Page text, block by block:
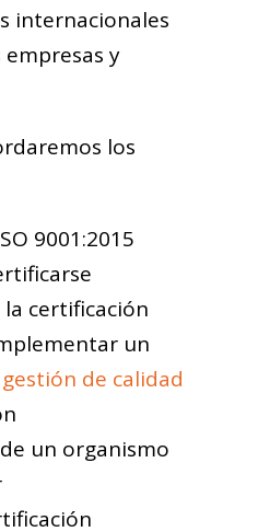
internacionales
y
los
9001:2015
certificación
un
de calidad
un organismo